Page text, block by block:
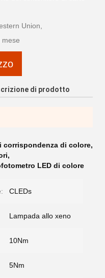
Union,
mese
di prodotto
corrispondenza di colore,
,
LED di colore
CLEDs
Lampada allo xeno
10Nm
5Nm